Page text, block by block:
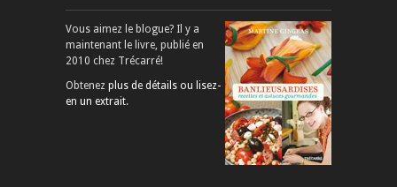
Vous aimez le blogue? Il y a
maintenant le livre, publié en
2010 chez Trécarré!
Obtenez plus de détails ou lisez-
en un extrait.